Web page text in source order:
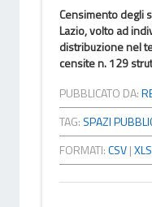
Censimento degli
Lazio, volto ad
distribuzione nel
censite n. 129
PUBBLICATO DA:
TAG: SPAZI
FORMATI:CSV|